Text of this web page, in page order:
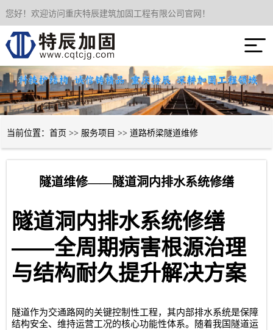
您好！欢迎访问重庆特辰建筑加固工程有限公司官网！

网站首页
服务项目
联系我们
当前位置： 首页 >> 服务项目 >> 道路桥梁隧道维修
隧道维修——隧道洞内排水系统修缮
隧道洞内排水系统修缮
——全周期病害根源治理
与结构耐久提升解决方案
隧道作为交通路网的关键控制性工程，其内部排水系统是保障
结构安全、维持运营工况的核心功能性体系。随着我国隧道运